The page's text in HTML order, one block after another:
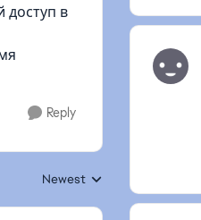
доступ в
Reply
Replies sorted by
Newest